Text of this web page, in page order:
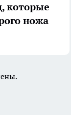
которые
ножа